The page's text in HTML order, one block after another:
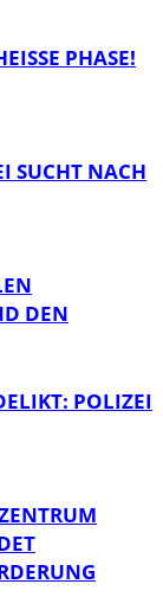
PHASE!
SUCHT NACH
DEN
POLIZEI